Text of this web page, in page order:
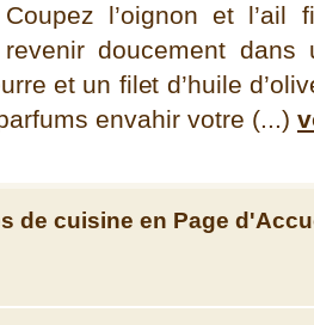
Coupez l’oignon et l’ail
revenir doucement
et un filet d’huile
envahir votre (...)
de cuisine en Page